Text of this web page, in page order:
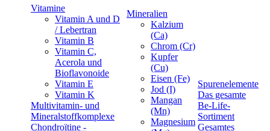
Vitamine
Vitamin A und D
/ Lebertran
Vitamin B
Vitamin C,
Acerola und
Bioflavonoide
Vitamin E
Vitamin K
Multivitamin- und
Mineralstoffkomplexe
Chondroïtine -
Mineralien
Kalzium
(Ca)
Chrom (Cr)
Kupfer
(Cu)
Eisen (Fe)
Jod (I)
Mangan
(Mn)
Magnesium
Spurenelemente
Das gesamte
Be-Life-
Sortiment
Gesamtes